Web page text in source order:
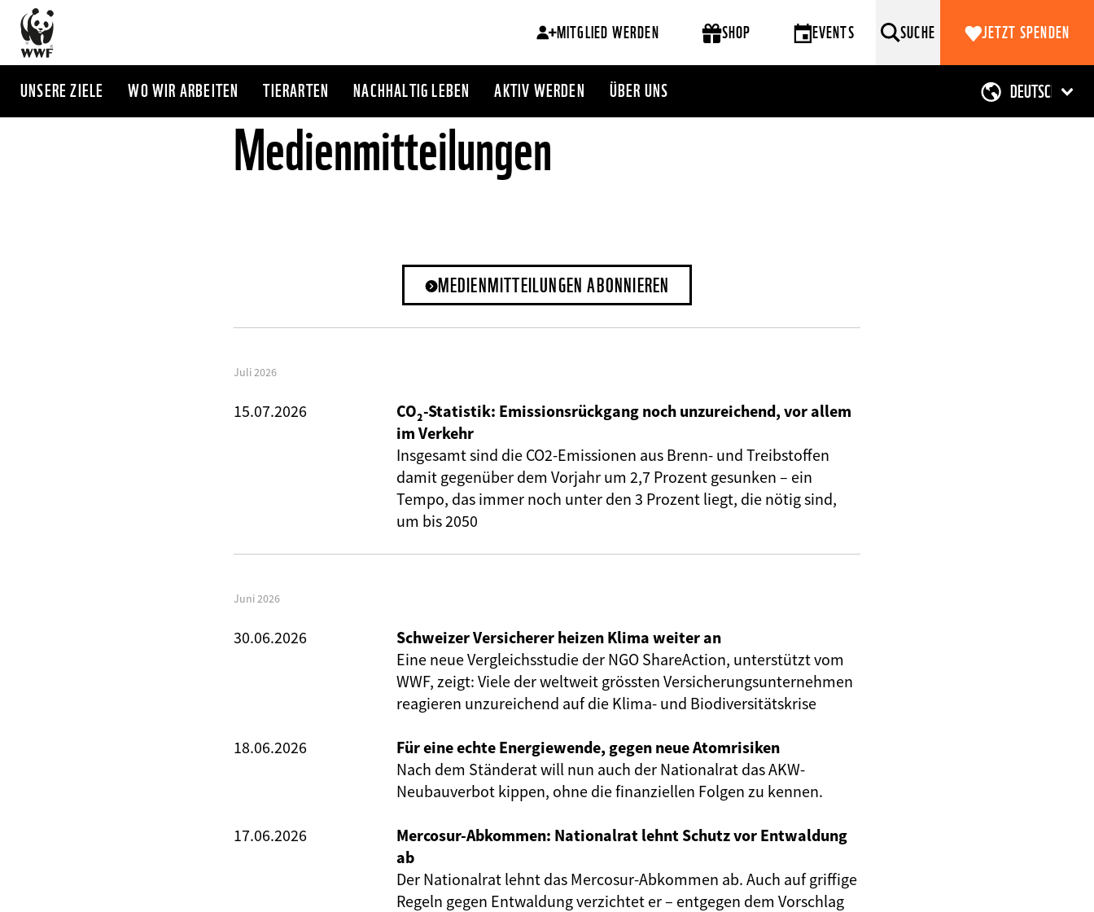
Direkt
zum
Inhalt
MITGLIED WERDEN SHOP EVENTS SUCHE JETZT SPENDEN
UNSERE ZIELE WO WIR ARBEITEN TIERARTEN NACHHALTIG LEBEN AKTIV WERDEN ÜBER UNS
Medienmitteilungen
MEDIENMITTEILUNGEN ABONNIEREN
Juli 2026
15.07.2026
CO₂-Statistik: Emissionsrückgang noch unzureichend, vor allem
im Verkehr
Insgesamt sind die CO2-Emissionen aus Brenn- und Treibstoffen
damit gegenüber dem Vorjahr um 2,7 Prozent gesunken – ein
Tempo, das immer noch unter den 3 Prozent liegt, die nötig sind,
um bis 2050
Juni 2026
30.06.2026
Schweizer Versicherer heizen Klima weiter an
Eine neue Vergleichsstudie der NGO ShareAction, unterstützt vom
WWF, zeigt: Viele der weltweit grössten Versicherungsunternehmen
reagieren unzureichend auf die Klima- und Biodiversitätskrise
18.06.2026
Für eine echte Energiewende, gegen neue Atomrisiken
Nach dem Ständerat will nun auch der Nationalrat das AKW-
Neubauverbot kippen, ohne die finanziellen Folgen zu kennen.
17.06.2026
Mercosur-Abkommen: Nationalrat lehnt Schutz vor Entwaldung
ab
Der Nationalrat lehnt das Mercosur-Abkommen ab. Auch auf griffige
Regeln gegen Entwaldung verzichtet er – entgegen dem Vorschlag